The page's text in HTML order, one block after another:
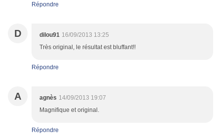
Répondre
D dilou91 16/09/2013 13:25
Très original, le résultat est bluffant!!
Répondre
A agnès 14/09/2013 19:07
Magnifique et original.
Répondre